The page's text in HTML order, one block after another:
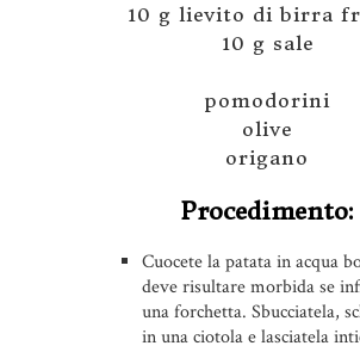
10 g lievito di birra
10 g sale
pomodorini
olive
origano
Procedimento:
Cuocete la patata in acqua
deve risultare morbida se
una forchetta. Sbucciatela,
in una ciotola e lasciatela